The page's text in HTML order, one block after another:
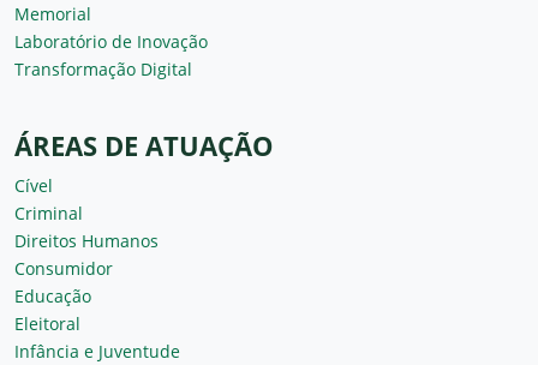
Memorial
Laboratório de Inovação
Transformação Digital
ÁREAS DE ATUAÇÃO
Cível
Criminal
Direitos Humanos
Consumidor
Educação
Eleitoral
Infância e Juventude